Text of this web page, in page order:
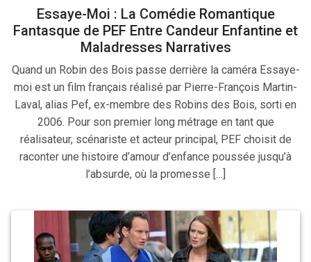
Essaye-Moi : La Comédie Romantique
Fantasque de PEF Entre Candeur Enfantine et
Maladresses Narratives
Quand un Robin des Bois passe derrière la caméra Essaye-
moi est un film français réalisé par Pierre-François Martin-
Laval, alias Pef, ex-membre des Robins des Bois, sorti en
2006. Pour son premier long métrage en tant que
réalisateur, scénariste et acteur principal, PEF choisit de
raconter une histoire d’amour d’enfance poussée jusqu’à
l’absurde, où la promesse […]